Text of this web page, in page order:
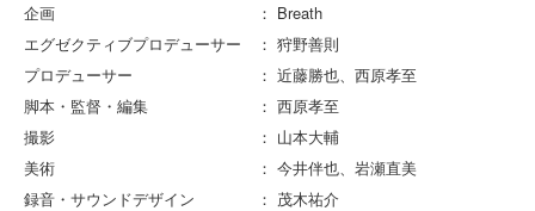
企画 ： Breath
エグゼクティブプロデューサー ： 狩野善則
プロデューサー ： 近藤勝也、西原孝至
脚本・監督・編集 ： 西原孝至
撮影 ： 山本大輔
美術 ： 今井伴也、岩瀬直美
録音・サウンドデザイン ： 茂木祐介